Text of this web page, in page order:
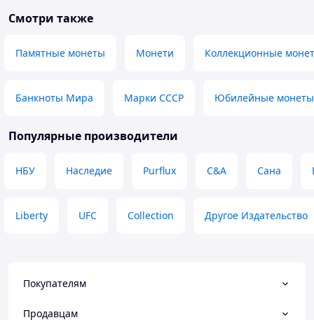
оберіг від злого, можна подарувати
Преимущества
Що вона не срібна і не
золота)))999проба
За такі гроші,я
найкраще
Смотри также
Памятные монеты Монети Коллекционные
Банкноты Мира Марки СССР Юбилейные монеты
Популярные производители
НБУ Наследие Purflux C&A Сана
Liberty UFC Collection Другое Издательство
Покупателям
Продавцам